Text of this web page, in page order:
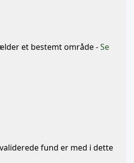
et bestemt område -Se
fund er med i dette